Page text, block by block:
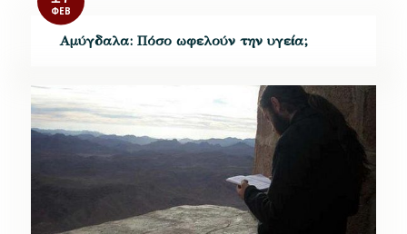
ΦΕΒ
Aμύγδαλα: Πόσο ωφελούν την υγεία;